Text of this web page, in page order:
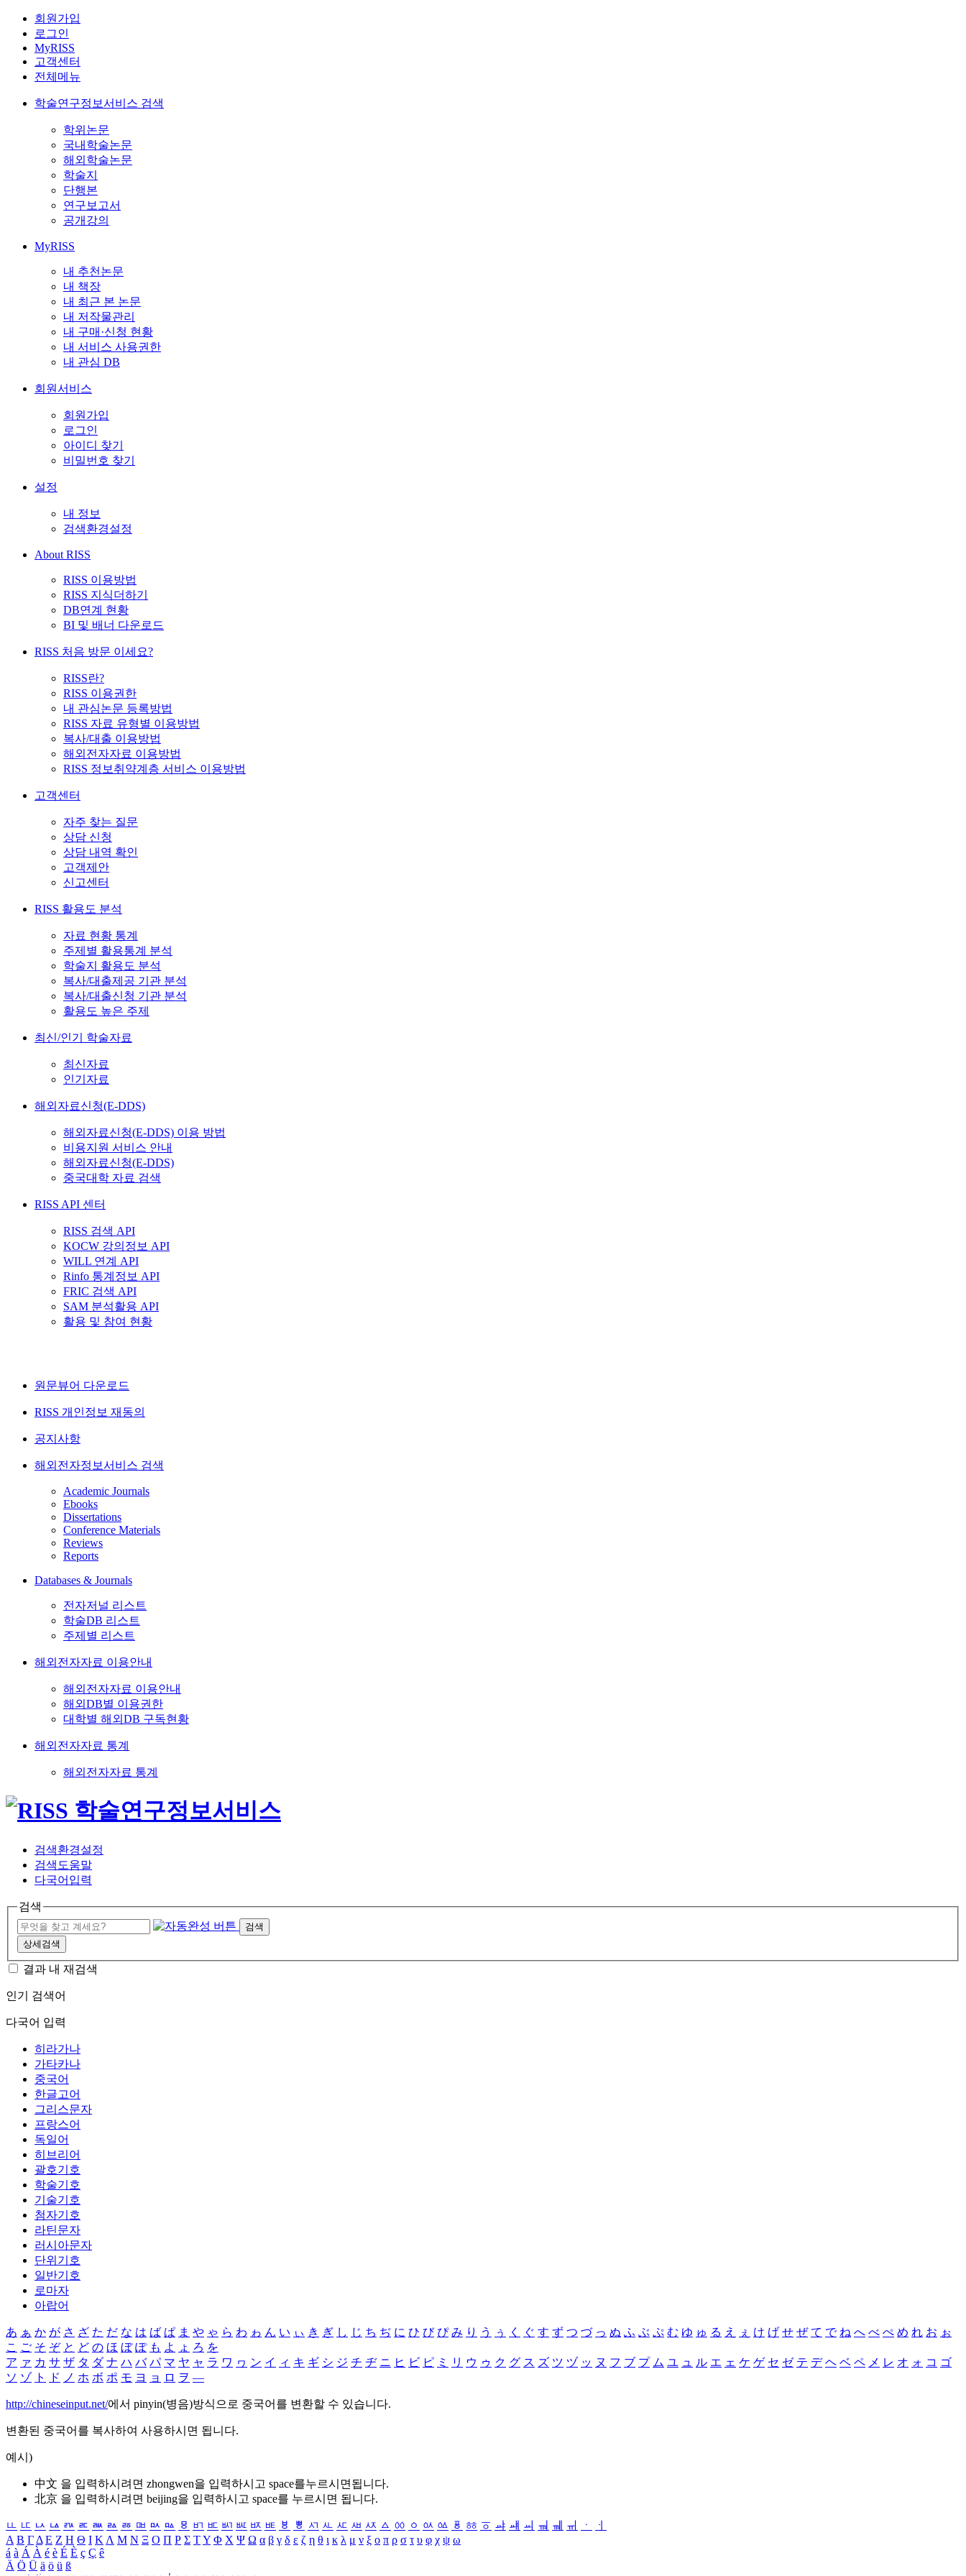
회원가입
로그인
MyRISS
고객센터
전체메뉴
학술연구정보서비스 검색
학위논문
국내학술논문
해외학술논문
학술지
단행본
연구보고서
공개강의
MyRISS
내 추천논문
내 책장
내 최근 본 논문
내 저작물관리
내 구매·신청 현황
내 서비스 사용권한
내 관심 DB
회원서비스
회원가입
로그인
아이디 찾기
비밀번호 찾기
설정
내 정보
검색환경설정
About RISS
RISS 이용방법
RISS 지식더하기
DB연계 현황
BI 및 배너 다운로드
RISS 처음 방문 이세요?
RISS란?
RISS 이용권한
내 관심논문 등록방법
RISS 자료 유형별 이용방법
복사/대출 이용방법
해외전자자료 이용방법
RISS 정보취약계층 서비스 이용방법
고객센터
자주 찾는 질문
상담 신청
상담 내역 확인
고객제안
신고센터
RISS 활용도 분석
자료 현황 통계
주제별 활용통계 분석
학술지 활용도 분석
복사/대출제공 기관 분석
복사/대출신청 기관 분석
활용도 높은 주제
최신/인기 학술자료
최신자료
인기자료
해외자료신청(E-DDS)
해외자료신청(E-DDS) 이용 방법
비용지원 서비스 안내
해외자료신청(E-DDS)
중국대학 자료 검색
RISS API 센터
RISS 검색 API
KOCW 강의정보 API
WILL 연계 API
Rinfo 통계정보 API
FRIC 검색 API
SAM 분석활용 API
활용 및 참여 현황
원문뷰어 다운로드
RISS 개인정보 재동의
공지사항
해외전자정보서비스 검색
Academic Journals
Ebooks
Dissertations
Conference Materials
Reviews
Reports
Databases & Journals
전자저널 리스트
학술DB 리스트
주제별 리스트
해외전자자료 이용안내
해외전자자료 이용안내
해외DB별 이용권한
대학별 해외DB 구독현황
해외전자자료 통계
해외전자자료 통계
검색환경설정
검색도움말
다국어입력
검색
검색
상세검색
결과 내 재검색
인기 검색어
다국어 입력
히라가나
가타카나
중국어
한글고어
그리스문자
프랑스어
독일어
히브리어
괄호기호
학술기호
기술기호
첨자기호
라틴문자
러시아문자
단위기호
일반기호
로마자
아랍어
あ ぁ か が さ ざ た だ な は ば ぱ ま や ゃ ら わ ゎ ん い ぃ き ぎ し じ ち ぢ に ひ び ぴ み り う ぅ く ぐ す ず つ づ っ ぬ ふ ぶ ぷ む ゆ ゅ る え ぇ け げ せ ぜ て で ね へ べ ぺ め れ お ぉ
こ ご そ ぞ と ど の ほ ぼ ぽ も よ ょ ろ を
ア ァ カ サ ザ タ ダ ナ ハ バ パ マ ヤ ャ ラ ワ ヮ ン イ ィ キ ギ シ ジ チ ヂ ニ ヒ ビ ピ ミ リ ウ ゥ ク グ ス ズ ツ ヅ ッ ヌ フ ブ プ ム ユ ュ ル エ ェ ケ ゲ セ ゼ テ デ ヘ ベ ペ メ レ オ ォ コ ゴ
ソ ゾ ト ド ノ ホ ボ ポ モ ヨ ョ ロ ヲ ―
http://chineseinput.net/에서 pinyin(병음)방식으로 중국어를 변환할 수 있습니다.
변환된 중국어를 복사하여 사용하시면 됩니다.
예시)
中文 을 입력하시려면 zhongwen을 입력하시고 space를누르시면됩니다.
北京 을 입력하시려면 beijing을 입력하시고 space를 누르시면 됩니다.
ㅥ ㅦ ㅧ ㅨ ㅩ ㅪ ㅫ ㅬ ㅭ ㅮ ㅯ ㅰ ㅱ ㅲ ㅳ ㅴ ㅵ ㅶ ㅷ ㅸ ㅹ ㅺ ㅻ ㅼ ㅽ ㅾ ㅿ ㆀ ㆁ ㆂ ㆃ ㆄ ㆅ ㆆ ㆇ ㆈ ㆉ ㆊ ㆋ ㆌ ㆍ
ㆎ
Α Β ΓΔ Ε Ζ Η Θ Ι ΚΛ Μ Ν Ξ Ο Π Ρ Σ ΤΥ Φ Χ Ψ Ω α β γ δ ε ζ η θ ι κ λ μ ν ξ ο π ρ σ τ υ φ χ ψ ω
á à Á À é è É È ç Ç ê
Ä Ö Ü ä ö ü ß